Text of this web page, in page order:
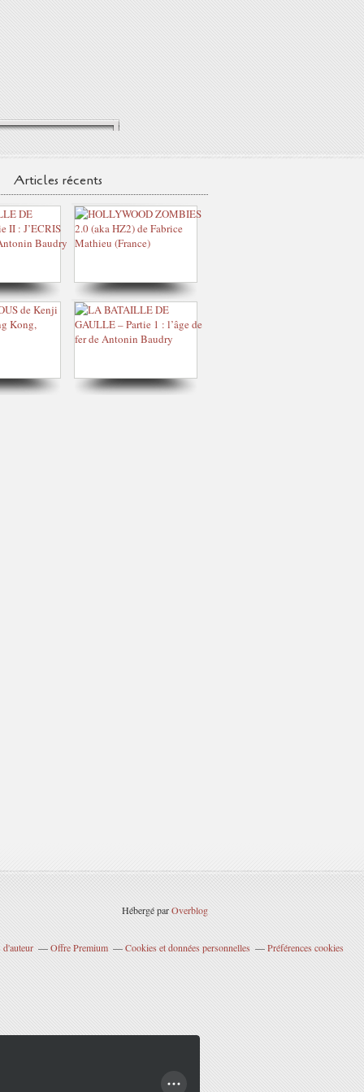
Articles récents
Hébergé parOverblog
d'auteur Offre Premium Cookies et données personnelles Préférences cookies